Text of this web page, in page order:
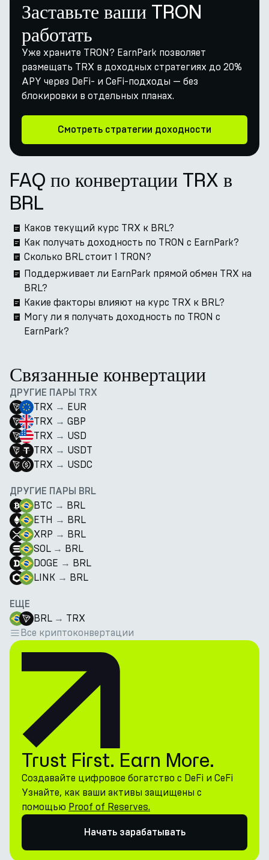
Заставьте ваши TRON
работать
Уже храните TRON? EarnPark позволяет
размещать TRX в доходных стратегиях до 20%
APY через DeFi- и CeFi-подходы — без
блокировки в отдельных планах.
Смотреть стратегии доходности
FAQ по конвертации TRX в
BRL
Каков текущий курс TRX к BRL?
Как получать доходность по TRON с EarnPark?
Сколько BRL стоит 1 TRON?
Поддерживает ли EarnPark прямой обмен TRX на
BRL?
Какие факторы влияют на курс TRX к BRL?
Могу ли я получать доходность по TRON с
EarnPark?
Связанные конвертации
ДРУГИЕ ПАРЫ TRX
TRX → EUR
TRX → GBP
TRX → USD
TRX → USDT
TRX → USDC
ДРУГИЕ ПАРЫ BRL
BTC → BRL
ETH → BRL
XRP → BRL
SOL → BRL
DOGE → BRL
LINK → BRL
ЕЩЕ
BRL → TRX
Все криптоконвертации
Trust First. Earn More.
Создавайте цифровое богатство с DeFi и CeFi
Узнайте, как ваши активы защищены с
помощью Proof of Reserves.
Начать зарабатывать